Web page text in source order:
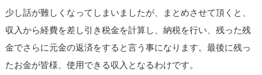
少し話が難しくなってしまいましたが、まとめさせて頂くと、
収入から経費を差し引き税金を計算し、納税を行い、残った残
金でさらに元金の返済をすると言う事になります。最後に残っ
たお金が皆様、使用できる収入となるわけです。